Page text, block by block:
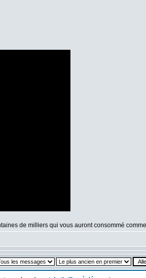
de milliers qui vous auront consommé